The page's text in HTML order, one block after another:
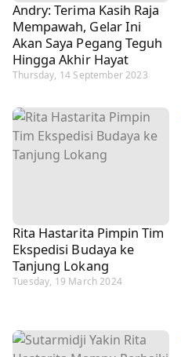
Andry: Terima Kasih Raja
Mempawah, Gelar Ini
Akan Saya Pegang Teguh
Hingga Akhir Hayat
Thursday, 14 September 2023
Rita Hastarita Pimpin Tim
Ekspedisi Budaya ke
Tanjung Lokang
Tuesday, 19 March 2024